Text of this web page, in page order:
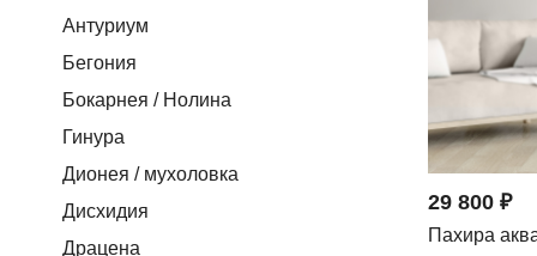
29 800 ₽
Пахира
Антуриум
Бегония
Бокарнея / Нолина
Гинура
Дионея / мухоловка
Дисхидия
Драцена